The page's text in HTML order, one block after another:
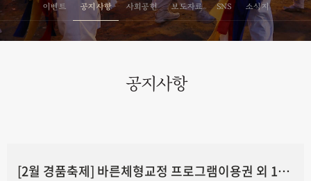
이벤트 공지사항 사회공헌 보도자료 SNS 소식지
공지사항
[2월 경품축제] 바른체형교정 프로그램이용권 외 1건당첨자 발표